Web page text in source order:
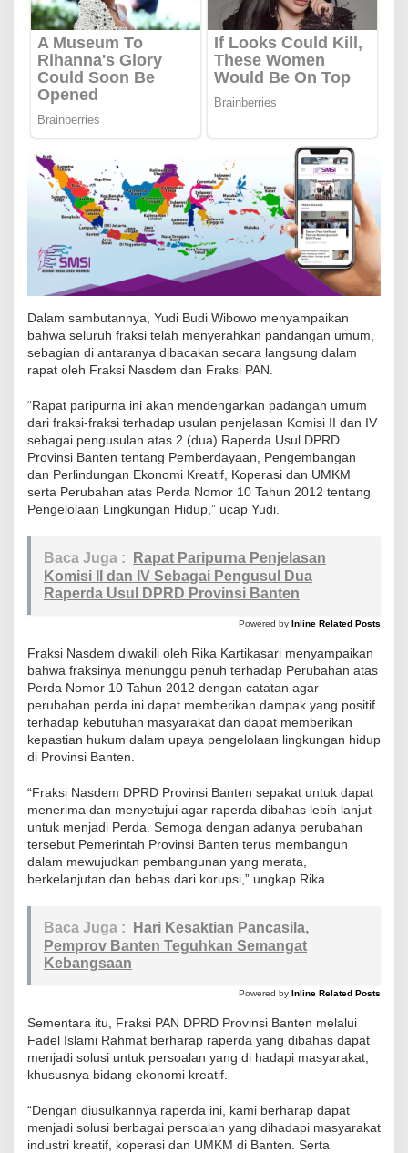
i
u
p
e
r
d
u
l
n
K
o
m
i
I
I
n
I
V
Dalam sambutannya, Yudi Budi Wibowo menyampaikan
bahwa seluruh fraksi telah menyerahkan pandangan umum,
sebagian di antaranya dibacakan secara langsung dalam
rapat oleh Fraksi Nasdem dan Fraksi PAN.
“Rapat paripurna ini akan mendengarkan padangan umum
dari fraksi-fraksi terhadap usulan penjelasan Komisi II dan IV
sebagai pengusulan atas 2 (dua) Raperda Usul DPRD
Provinsi Banten tentang Pemberdayaan, Pengembangan
dan Perlindungan Ekonomi Kreatif, Koperasi dan UMKM
serta Perubahan atas Perda Nomor 10 Tahun 2012 tentang
Pengelolaan Lingkungan Hidup,” ucap Yudi.
Baca Juga :
Rapat Paripurna Penjelasan
Komisi II dan IV Sebagai Pengusul Dua
Raperda Usul DPRD Provinsi Banten
Powered by Inline Related Posts
Fraksi Nasdem diwakili oleh Rika Kartikasari menyampaikan
bahwa fraksinya menunggu penuh terhadap Perubahan atas
Perda Nomor 10 Tahun 2012 dengan catatan agar
perubahan perda ini dapat memberikan dampak yang positif
terhadap kebutuhan masyarakat dan dapat memberikan
kepastian hukum dalam upaya pengelolaan lingkungan hidup
di Provinsi Banten.
“Fraksi Nasdem DPRD Provinsi Banten sepakat untuk dapat
menerima dan menyetujui agar raperda dibahas lebih lanjut
untuk menjadi Perda. Semoga dengan adanya perubahan
tersebut Pemerintah Provinsi Banten terus membangun
dalam mewujudkan pembangunan yang merata,
berkelanjutan dan bebas dari korupsi,” ungkap Rika.
Baca Juga :
Hari Kesaktian Pancasila,
Pemprov Banten Teguhkan Semangat
Kebangsaan
Powered by Inline Related Posts
Sementara itu, Fraksi PAN DPRD Provinsi Banten melalui
Fadel Islami Rahmat berharap raperda yang dibahas dapat
menjadi solusi untuk persoalan yang di hadapi masyarakat,
khususnya bidang ekonomi kreatif.
“Dengan diusulkannya raperda ini, kami berharap dapat
menjadi solusi berbagai persoalan yang dihadapi masyarakat
industri kreatif, koperasi dan UMKM di Banten. Serta